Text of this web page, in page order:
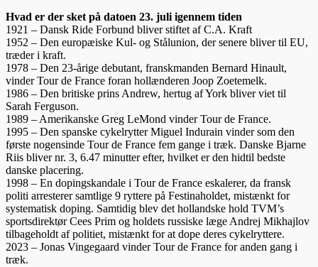
Hvad er der sket på datoen 23. juli igennem tiden
1921 – Dansk Ride Forbund bliver stiftet af C.A. Kraft
1952 – Den europæiske Kul- og Stålunion, der senere bliver til EU,
træder i kraft.
1978 – Den 23-årige debutant, franskmanden Bernard Hinault,
vinder Tour de France foran hollænderen Joop Zoetemelk.
1986 – Den britiske prins Andrew, hertug af York bliver viet til
Sarah Ferguson.
1989 – Amerikanske Greg LeMond vinder Tour de France.
1995 – Den spanske cykelrytter Miguel Indurain vinder som den
første nogensinde Tour de France fem gange i træk. Danske Bjarne
Riis bliver nr. 3, 6.47 minutter efter, hvilket er den hidtil bedste
danske placering.
1998 – En dopingskandale i Tour de France eskalerer, da fransk
politi arresterer samtlige 9 ryttere på Festinaholdet, mistænkt for
systematisk doping. Samtidig blev det hollandske hold TVM’s
sportsdirektør Cees Prim og holdets russiske læge Andrej Mikhajlov
tilbageholdt af politiet, mistænkt for at dope deres cykelryttere.
2023 – Jonas Vingegaard vinder Tour de France for anden gang i
træk.